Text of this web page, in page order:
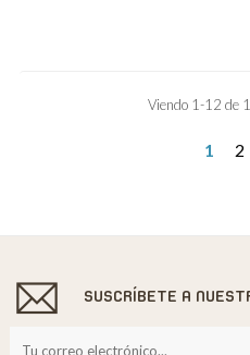
Viendo 1-12 de
1 2
SUSCRÍBETE A